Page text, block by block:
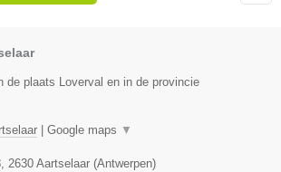
de plaats Loverval en in de provincie
Google maps ▼
, 2630 Aartselaar (Antwerpen)